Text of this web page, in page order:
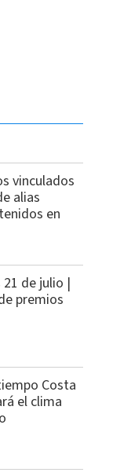
vinculados
alias
en
de julio |
premios
Costa
el clima